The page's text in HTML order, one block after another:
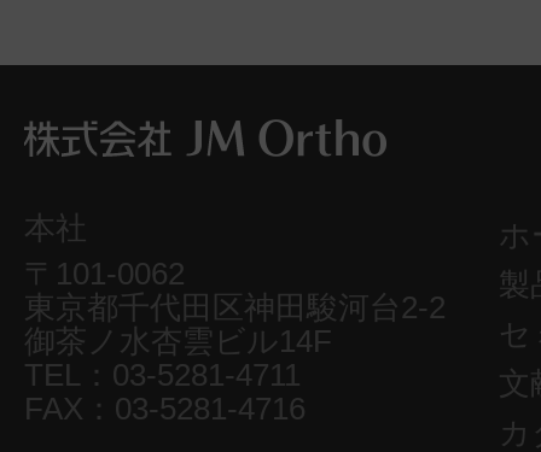
ホ
製
セ
文
本社
〒101-0062
東京都千代田区神田駿河台2-2
御茶ノ水杏雲ビル14F
TEL：03-5281-4711
FAX：03-5281-4716